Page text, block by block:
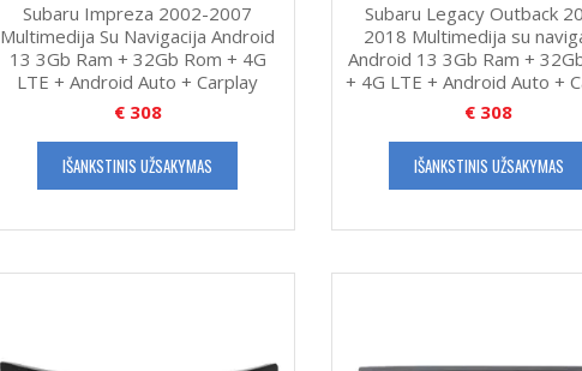
Subaru Impreza 2002-2007
Multimedija Su Navigacija Android
13 3Gb Ram + 32Gb Rom + 4G
LTE + Android Auto + Carplay
€308
IŠANKSTINIS UŽSAKYMAS
Subaru Legacy Outback
2018 Multimedija su
Android 13 3Gb Ram +
+ 4G LTE + Android Auto +
€ 308
IŠANKSTINIS UŽSAKYMAS